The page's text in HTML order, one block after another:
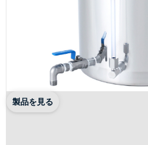
製品を見る